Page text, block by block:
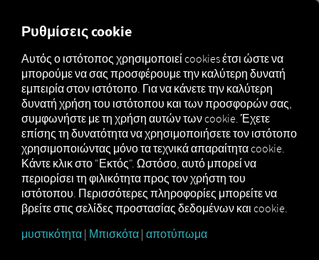
ΔΙΆΓΝΩΣΗ
ΣΥΣΤΉΜΑΤΟΣ
Το RIO είναι μια εφαρμογή που βασίζεται σε
πρόγραμμα περιήγησης. Αυτό σημαίνει ότι, για τη
βασική χρήση, δεν χρειάζεται να εγκαταστήσετε*
επιπλέον λογισμικό και όλα πραγματοποιούνται
Θέλετε να μάθετε εκ των προτέρων αν η διαδικτυακή
Ρυθμίσεις cookie
Αυτός ο ιστότοπος χρησιμοποιεί cookies έτσι ώστε να
μπορούμε να σας προσφέρουμε την καλύτερη δυνατή
εμπειρία στον ιστότοπο. Για να κάνετε την καλύτερη
δυνατή χρήση του ιστότοπου και των προσφορών σας,
συμφωνήστε με τη χρήση αυτών των cookie. Έχετε
επίσης τη δυνατότητα να χρησιμοποιήσετε τον ιστότοπο
χρησιμοποιώντας μόνο τα τεχνικά απαραίτητα cookie.
Κάντε κλικ στο "Εκτός". Ωστόσο, αυτό μπορεί να
περιορίσει τη φιλικότητα προς τον χρήστη του
ιστότοπου. Περισσότερες πληροφορίες μπορείτε να
βρείτε στις σελίδες προστασίας δεδομένων και cookie.
μυστικότητα | Μπισκότα | αποτύπωμα